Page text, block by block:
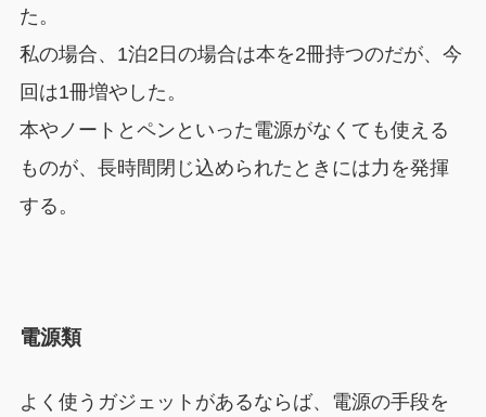
た。
私の場合、1泊2日の場合は本を2冊持つのだが、今
回は1冊増やした。
本やノートとペンといった電源がなくても使える
ものが、長時間閉じ込められたときには力を発揮
する。
電源類
よく使うガジェットがあるならば、電源の手段を